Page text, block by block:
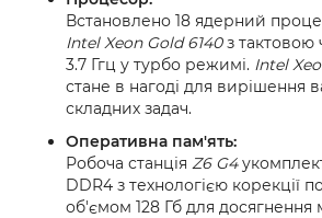
Встановлено 18 ядерний
Intel Xeon Gold 6140з тактовою
3.7 Ггц у турбо режимі. Intel
стане в нагоді для вирішення
складних задач.
Оперативна пам'ять:
Робоча станція Z6 G4
DDR4 з технологією корекції
об'ємом 128 Гб для досягнення